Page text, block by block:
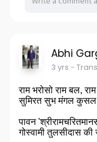
Abhi
3 yrs -
राम भरोसो राम बल,
सुमिरत सुभ मंगल
पावन
गोस्वामी तुलसीदास